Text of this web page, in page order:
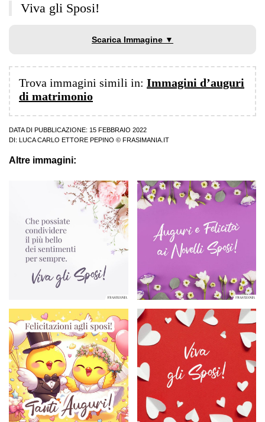
Viva gli Sposi!
Scarica Immagine ▼
Trova immagini simili in: Immagini d’auguri
di matrimonio
DATA DI PUBBLICAZIONE: 15 FEBBRAIO 2022
DI:
LUCA CARLO ETTORE PEPINO © FRASIMANIA.IT
Altre immagini: